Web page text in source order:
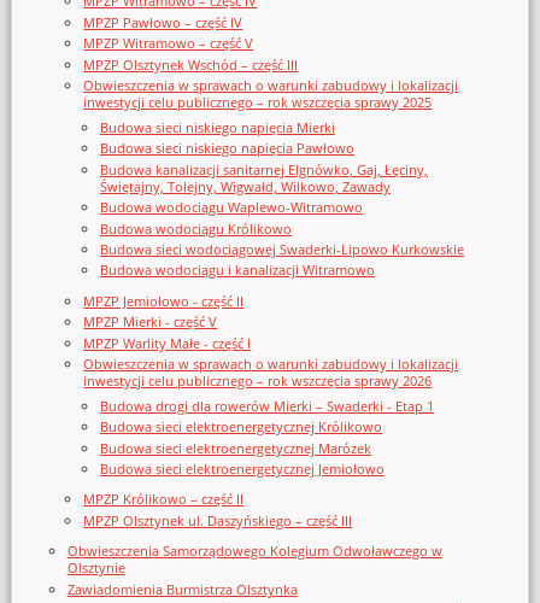
MPZP Pawłowo – część IV
MPZP Witramowo – część V
MPZP Olsztynek Wschód – część III
Obwieszczenia w sprawach o warunki zabudowy i lokalizacji
inwestycji celu publicznego – rok wszczęcia sprawy 2025
Budowa sieci niskiego napięcia Mierki
Budowa sieci niskiego napięcia Pawłowo
Budowa kanalizacji sanitarnej Elgnówko, Gaj, Łęciny,
Świętajny, Tolejny, Wigwałd, Wilkowo, Zawady
Budowa wodociągu Waplewo-Witramowo
Budowa wodociągu Królikowo
Budowa sieci wodociągowej Swaderki-Lipowo Kurkowskie
Budowa wodociągu i kanalizacji Witramowo
MPZP Jemiołowo - część II
MPZP Mierki - część V
MPZP Warlity Małe - część I
Obwieszczenia w sprawach o warunki zabudowy i lokalizacji
inwestycji celu publicznego – rok wszczęcia sprawy 2026
Budowa drogi dla rowerów Mierki – Swaderki - Etap 1
Budowa sieci elektroenergetycznej Królikowo
Budowa sieci elektroenergetycznej Marózek
Budowa sieci elektroenergetycznej Jemiołowo
MPZP Królikowo – część II
MPZP Olsztynek ul. Daszyńskiego – część III
Obwieszczenia Samorządowego Kolegium Odwoławczego w
Olsztynie
Zawiadomienia Burmistrza Olsztynka